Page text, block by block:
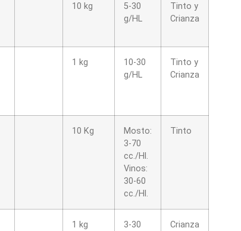
10 kg
5-30
g/HL
Tinto y
Crianza
1 kg
10-30
g/HL
Tinto y
Crianza
10 Kg
Mosto:
3-70
cc./Hl.
Vinos:
30-60
cc./Hl.
Tinto
1 kg
3-30
Crianza